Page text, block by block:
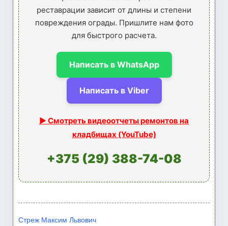
реставрации зависит от длины и степени
повреждения ограды. Пришлите нам фото
для быстрого расчета.
Написать в WhatsApp
Написать в Viber
▶ Смотреть видеоотчеты ремонтов на
кладбищах (YouTube)
+375 (29) 388-74-08
Стреж Максим Львович